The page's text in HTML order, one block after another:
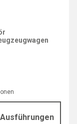
Ausführungen